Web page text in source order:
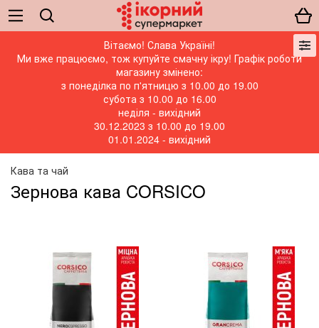
Вітаємо! Слава Україні!
Ми вже працюємо, тож купуйте смачну ікру! Графік роботи
магазину змінено:
з понеділка по п'ятницю з 10.00 до 19.00
субота з 10.00 до 16.00
неділя - вихідний
30.12.2023 з 10.00 до 19.00
01.01.2024 - вихідний
Кава та чай
Зернова кава CORSICO